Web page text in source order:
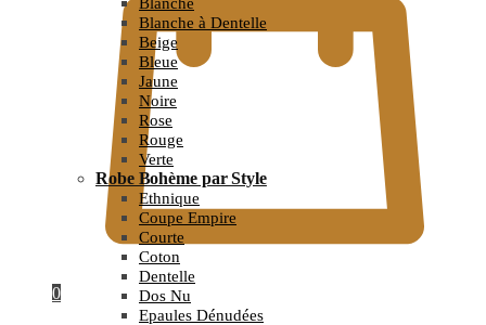
0
Blanche à Dentelle
Beige
Bleue
Jaune
Noire
Rose
Rouge
Verte
Robe Bohème par Style
Ethnique
Coupe Empire
Courte
Coton
Dentelle
Dos Nu
Epaules Dénudées